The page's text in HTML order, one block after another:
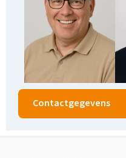
Contactgegevens